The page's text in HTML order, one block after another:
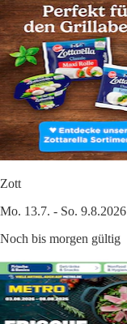
Zott
Mo. 13.7. - So. 9.8.2026
Noch bis morgen gültig